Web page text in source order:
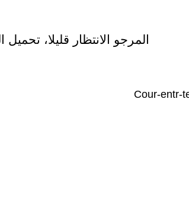
المرجو الانتظار قليلا،